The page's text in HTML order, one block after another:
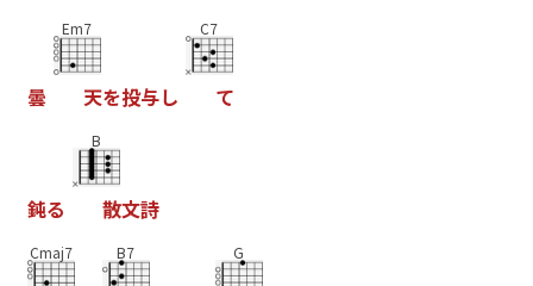
曇
Em7
天を投与し
C7
て
鈍る
B
散文詩
Cmaj7 B7 G